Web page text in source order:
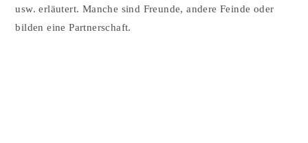
usw. erläutert. Manche sind Freunde, andere Feinde oder
bilden eine Partnerschaft.